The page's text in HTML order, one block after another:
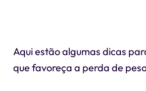
Aqui estão algumas dicas
que favoreça a perda de